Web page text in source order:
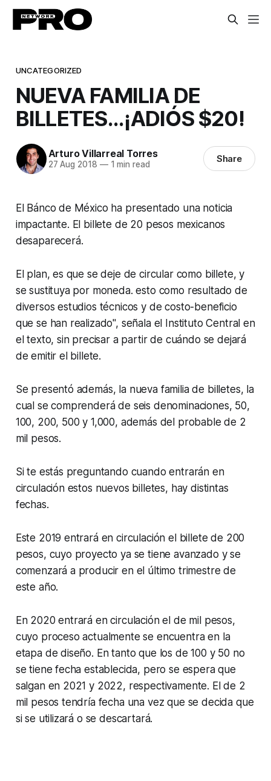
UNCATEGORIZED
NUEVA FAMILIA DE
BILLETES...¡ADIÓS $20!
Arturo Villarreal Torres
27 Aug 2018 —1 min read Share
El Bánco de México ha presentado una noticia
impactante. El billete de 20 pesos mexicanos
desaparecerá.
El plan, es que se deje de circular como billete, y
se sustituya por moneda. esto como resultado de
diversos estudios técnicos y de costo-beneficio
que se han realizado", señala el Instituto Central en
el texto, sin precisar a partir de cuándo se dejará
de emitir el billete.
Se presentó además, la nueva familia de billetes, la
cual se comprenderá de seis denominaciones, 50,
100, 200, 500 y 1,000, además del probable de 2
mil pesos.
Si te estás preguntando cuando entrarán en
circulación estos nuevos billetes, hay distintas
fechas.
Este 2019 entrará en circulación el billete de 200
pesos, cuyo proyecto ya se tiene avanzado y se
comenzará a producir en el último trimestre de
este año.
En 2020 entrará en circulación el de mil pesos,
cuyo proceso actualmente se encuentra en la
etapa de diseño. En tanto que los de 100 y 50 no
se tiene fecha establecida, pero se espera que
salgan en 2021 y 2022, respectivamente. El de 2
mil pesos tendría fecha una vez que se decida que
si se utilizará o se descartará.